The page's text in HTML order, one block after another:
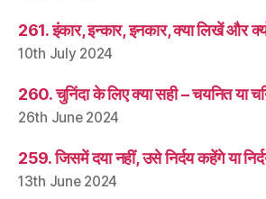
261. इंकार, इन्कार, इनकार, क्या लिखें और
10th July 2024
260. चुनिंदा के लिए क्या सही – चयनित या
26th June 2024
259. जिसमें दया नहीं, उसे निर्दय कहेंगे या
13th June 2024